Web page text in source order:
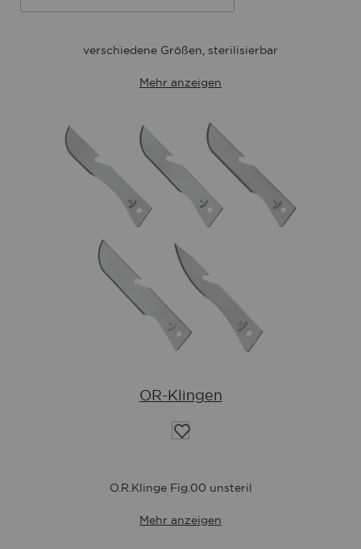
verschiedene Größen, sterilisierbar
Mehr anzeigen
OR-Klingen
Auf
die
O.R.Klinge Fig.00 unsteril
Mehr anzeigen